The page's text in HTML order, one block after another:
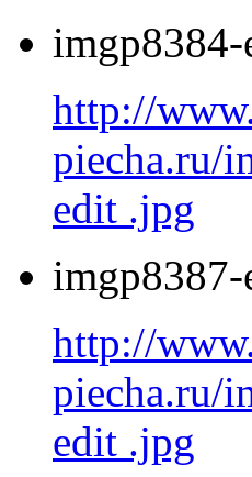
http://
piecha.ru/
edit .jpg
http://
piecha.ru/
edit .jpg